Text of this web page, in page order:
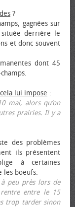
?
gagnées sur
derrière le
et donc souvent
dont 45
lui impose :
mai, alors qu’on
prairies. Il y a
des problèmes
ils présentent
à certaines
les bœufs.
peu près lors de
entre le 15
trop tarder sinon